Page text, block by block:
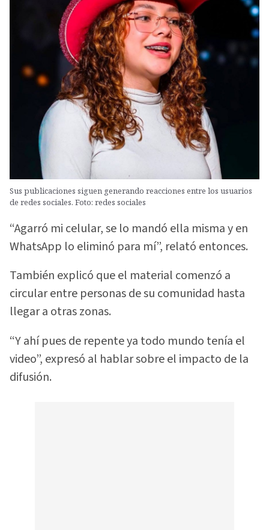
Sus publicaciones siguen generando reacciones entre los usuarios
de redes sociales. Foto: redes sociales
“Agarró mi celular, se lo mandó ella misma y en
WhatsApp lo eliminó para mí”, relató entonces.
También explicó que el material comenzó a
circular entre personas de su comunidad hasta
llegar a otras zonas.
“Y ahí pues de repente ya todo mundo tenía el
video”, expresó al hablar sobre el impacto de la
difusión.